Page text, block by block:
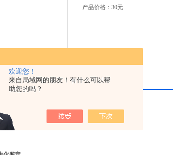
欢迎您！
来自局域网的朋友！有什么可以帮
助您的吗？
产品价格：30元
留言询价